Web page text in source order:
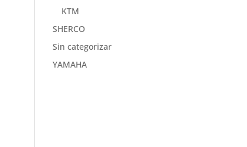
KTM
SHERCO
Sin categorizar
YAMAHA